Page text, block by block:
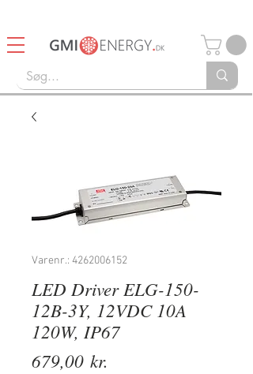
Varenr.: 4262006152
LED Driver ELG-150-
12B-3Y, 12VDC 10A
120W, IP67
679,00 kr.